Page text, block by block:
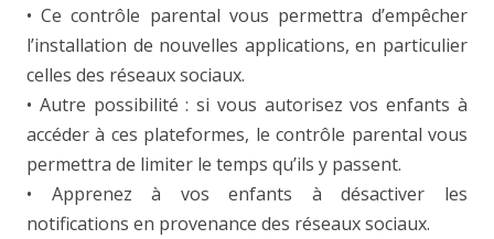
• Ce contrôle parental vous permettra d’empêcher
l’installation de nouvelles applications, en particulier
celles des réseaux sociaux.
• Autre possibilité : si vous autorisez vos enfants à
accéder à ces plateformes, le contrôle parental vous
permettra de limiter le temps qu’ils y passent.
• Apprenez à vos enfants à désactiver les
notifications en provenance des réseaux sociaux.